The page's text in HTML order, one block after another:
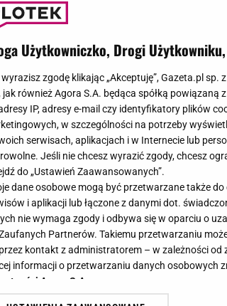
bardzo
Użytkowniczko, Drogi Użytkowniku,
wyrazisz zgodę klikając „Akceptuję”, Gazeta.pl
jak również Agora S.A. będąca spółką
IP, adresy e-mail czy identyfikatory plików
w szczególności na potrzeby
serwisach, aplikacjach i w Internecie lub
Jeśli nie chcesz wyrazić zgody, chcesz
do „Ustawień Zaawansowanych”.
dane osobowe mogą być przetwarzane także
i aplikacji lub łączone z danymi dot.
nie wymaga zgody i odbywa się w oparciu o
Partnerów. Takiemu przetwarzaniu
kontakt z administratorem – w zależności
informacji o przetwarzaniu danych osobowych
Agora S.A.